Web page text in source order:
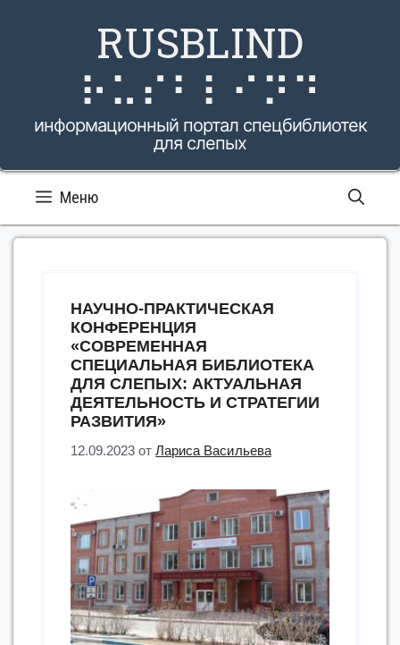
RUSBLIND
⠗⠥⠎⠃⠇⠊⠝⠙
информационный портал спецбиблиотек
для слепых
Меню
НАУЧНО-ПРАКТИЧЕСКАЯ
КОНФЕРЕНЦИЯ
«СОВРЕМЕННАЯ
СПЕЦИАЛЬНАЯ БИБЛИОТЕКА
ДЛЯ СЛЕПЫХ: АКТУАЛЬНАЯ
ДЕЯТЕЛЬНОСТЬ И СТРАТЕГИИ
РАЗВИТИЯ»
12.09.2023 отЛариса Васильева